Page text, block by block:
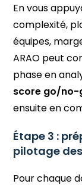
En vous
complexité,
équipes,
ARAO peut
phase en
score go/no-
ensuite en
Étape 3 :
pilotage
Pour chaque